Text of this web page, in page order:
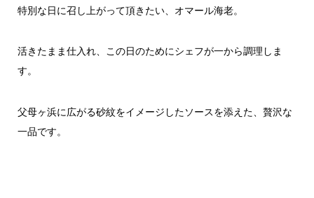
特別な日に召し上がって頂きたい、オマール海老。
活きたまま仕入れ、この日のためにシェフが一から調理しま
す。
父母ヶ浜に広がる砂紋をイメージしたソースを添えた、贅沢な
一品です。